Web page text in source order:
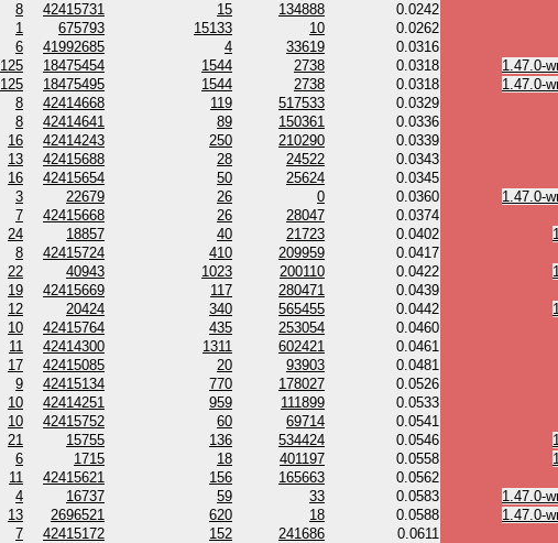
8 42415731 15 134888
0.0242
1 675793 15133 10
0.0262
6 41992685 4 33619
0.0316
125 18475454 1544 2738 0.0318
1.47.0-
125 18475495 1544 2738 0.0318
1.47.0-
8 42414668 119 517533
0.0329
8 42414641 89 150361
0.0336
16 42414243 250 210290
0.0339
13 42415688 28 24522
0.0343
16 42415654 50 25624
0.0345
3 22679 26 0 0.0360
1.47.0-
7 42415668 26 28047
0.0374
24 18857 40 21723 0.0402
8 42415724 410 209959
0.0417
22 40943 1023 200110 0.0422
19 42415669 117 280471
0.0439
12 20424 340 565455 0.0442
10 42415764 435 253054
0.0460
11 42414300 1311 602421
0.0461
17 42415085 20 93903
0.0481
9 42415134 770 178027
0.0526
10 42414251 959 111899
0.0533
10 42415752 60 69714
0.0541
21 15755 136 534424 0.0546
6 1715 18 401197 0.0558
11 42415621 156 165663
0.0562
4 16737 59 33 0.0583
1.47.0-
13 2696521 620 18 0.0588
1.47.0-
7 42415172 152 241686
0.0611